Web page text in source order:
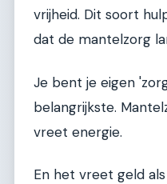
vrijheid. Dit soort
dat de mantelzorg
Je bent je eigen
belangrijkste.
vreet energie.
En het vreet geld